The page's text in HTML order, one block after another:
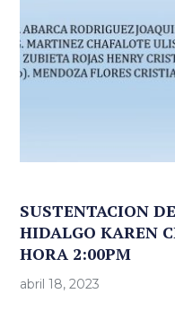
SUSTENTACION
HIDALGO KAREN
HORA 2:00PM
abril 18, 2023